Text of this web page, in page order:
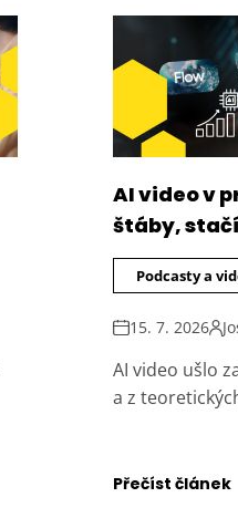
AI video v
štáby,
Podcasty a
15. 7. 2026
AI video ušlo
a z
Přečíst článek